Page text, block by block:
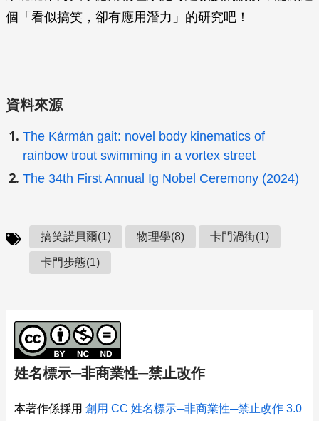
個「看似搞笑，卻有應用潛力」的研究吧！
資料來源
The Kármán gait: novel body kinematics of
rainbow trout swimming in a vortex street
The 34th First Annual Ig Nobel Ceremony (2024)
搞笑諾貝爾(1) 物理學(8) 卡門渦街(1)
卡門步態(1)
姓名標示─非商業性─禁止改作
本著作係採用 創用 CC 姓名標示─非商業性─禁止改作 3.0